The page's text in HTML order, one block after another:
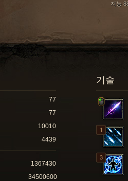
지능
기술
77
77
10010
4439
1367430
34500600